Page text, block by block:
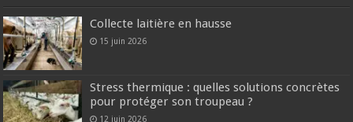
Collecte laitière en hausse
15 juin 2026
Stress thermique : quelles solutions concrètes
pour protéger son troupeau ?
12 juin 2026